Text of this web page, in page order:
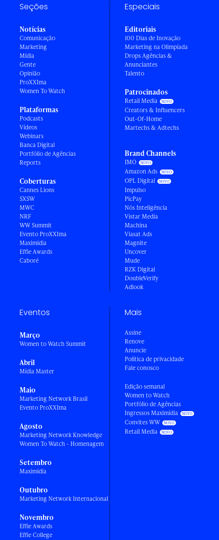
Seções
Notícias
Comunicação
Marketing
Mídia
Gente
Opinião
ProXXIma
Women To Watch
Plataformas
Podcasts
Vídeos
Webinars
Banca Digital
Portfólio de Agências
Reports
Coberturas
Cannes Lions
SXSW
MWC
NRF
WW Summit
Evento ProXXIma
Maximídia
Effie Awards
Caboré
Especiais
Editoriais
100 Dias de Inovação
Marketing na Olimpíada
Drops Agências &
Anunciantes
Talento
Patrocinados
Retail Media
Creators & Influencers
Out-Of-Home
Martechs & Adtechs
Brand Channels
IMO
Amazon Ads
OPL Digital
Impulso
PicPay
Nós Inteligência
Vistar Media
Machina
Viasat Ads
Magnite
Uncover
Mude
RZK Digital
DoubleVerify
Adlook
Eventos
Março
Women to Watch Summit
Abril
Mídia Master
Maio
Marketing Network Brasil
Evento ProXXIma
Agosto
Marketing Network Knowledge
Women To Watch - Homenagem
Setembro
Maximídia
Outubro
Marketing Network Internacional
Novembro
Effie Awards
Effie College
Mais
Assine
Renove
Anuncie
Política de privacidade
Fale conosco
Edição semanal
Women to Watch
Portfólio de Agências
Ingressos Maximídia
Convites WW
Retail Media